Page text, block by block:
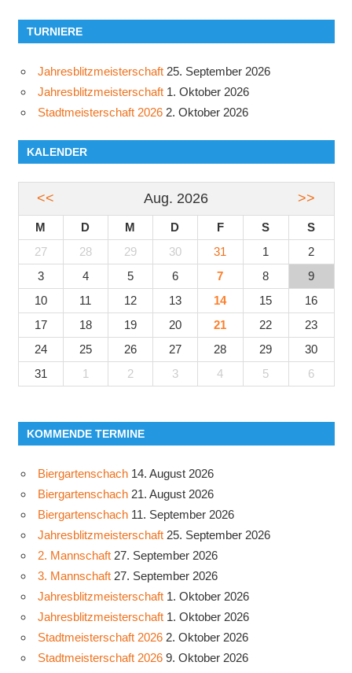
TURNIERE
Jahresblitzmeisterschaft 25. September 2026
Jahresblitzmeisterschaft 1. Oktober 2026
Stadtmeisterschaft 2026 2. Oktober 2026
KALENDER
<< Aug. 2026 >>
M D M D F S
S
27
28 29 30 31 1
2
3
4 5 6 7 8
9
10
11 12 13 14 15
16
17
18 19 20 21 22
23
24
25 26 27 28 29
30
31
1 2 3 4 5 6
KOMMENDE TERMINE
Biergartenschach 14. August 2026
Biergartenschach 21. August 2026
Biergartenschach 11. September 2026
Jahresblitzmeisterschaft 25. September 2026
2. Mannschaft 27. September 2026
3. Mannschaft 27. September 2026
Jahresblitzmeisterschaft 1. Oktober 2026
Jahresblitzmeisterschaft 1. Oktober 2026
Stadtmeisterschaft 2026 2. Oktober 2026
Stadtmeisterschaft 2026 9. Oktober 2026